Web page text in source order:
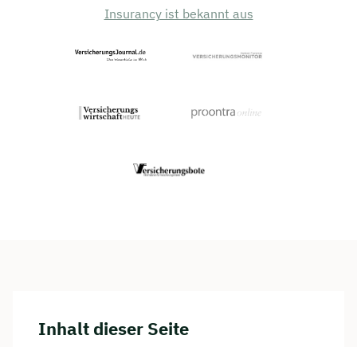
Insurancy ist bekannt aus
Inhalt dieser Seite